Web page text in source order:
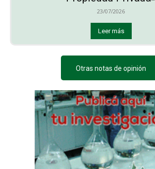
23/07/2026
Leer más
Otras notas de opinión